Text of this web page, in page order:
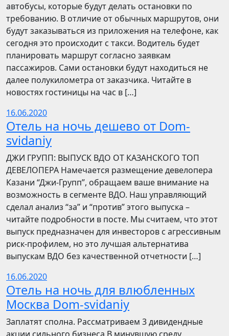
автобусы, которые будут делать остановки по
требованию. В отличие от обычных маршрутов, они
будут заказываться из приложения на телефоне, как
сегодня это происходит с такси. Водитель будет
планировать маршрут согласно заявкам
пассажиров. Сами остановки будут находиться не
далее полукилометра от заказчика. Читайте в
новостях гостиницы на час в […]
16.06.2020
Отель на ночь дешево от Dom-
svidaniy
​​ДЖИ ГРУПП: ВЫПУСК ВДО ОТ КАЗАНСКОГО ТОП
ДЕВЕЛОПЕРА Намечается размещение девелопера
Казани “Джи-Групп”, обращаем ваше внимание на
возможность в сегменте ВДО. Наш управляющий
сделал анализ “за” и “против” этого выпуска –
читайте подробности в посте. Мы считаем, что этот
выпуск предназначен для инвесторов с агрессивным
риск-профилем, но это лучшая альтернатива
выпускам ВДО без качественной отчетности […]
16.06.2020
Отель на ночь для влюбленных
Москва Dom-svidaniy
Заплатят сполна. Рассматриваем 3 дивидендные